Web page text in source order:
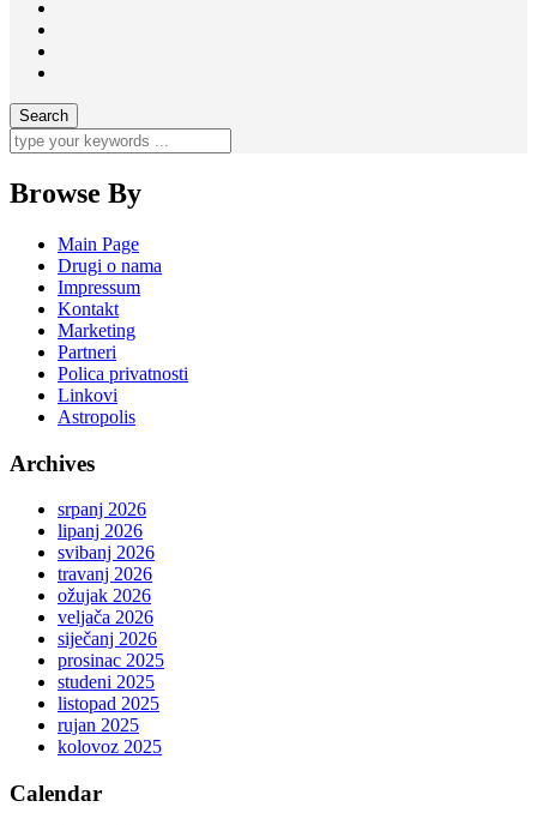
Browse By
Main Page
Drugi o nama
Impressum
Kontakt
Marketing
Partneri
Polica privatnosti
Linkovi
Astropolis
Archives
srpanj 2026
lipanj 2026
svibanj 2026
travanj 2026
ožujak 2026
veljača 2026
siječanj 2026
prosinac 2025
studeni 2025
listopad 2025
rujan 2025
kolovoz 2025
Calendar